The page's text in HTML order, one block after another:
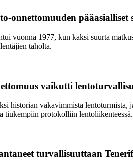
onnettomuuden pääasialliset
vuonna 1977, kun kaksi suurta
taholta.
vaikutti
historian vakavimmista
tiukempiin protokolliin lentoliikenteessä.
turvallisuuttaan